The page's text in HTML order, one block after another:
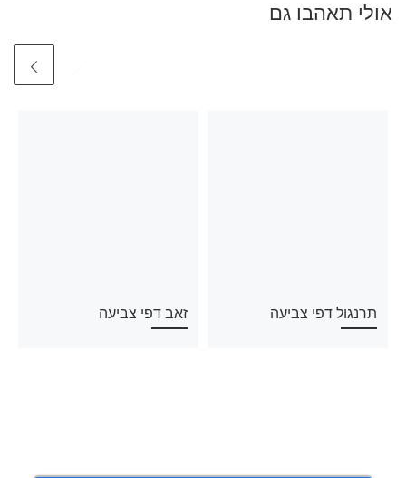
אולי תאהבו גם
תרנגול דפי צביעה זאב דפי צביעה